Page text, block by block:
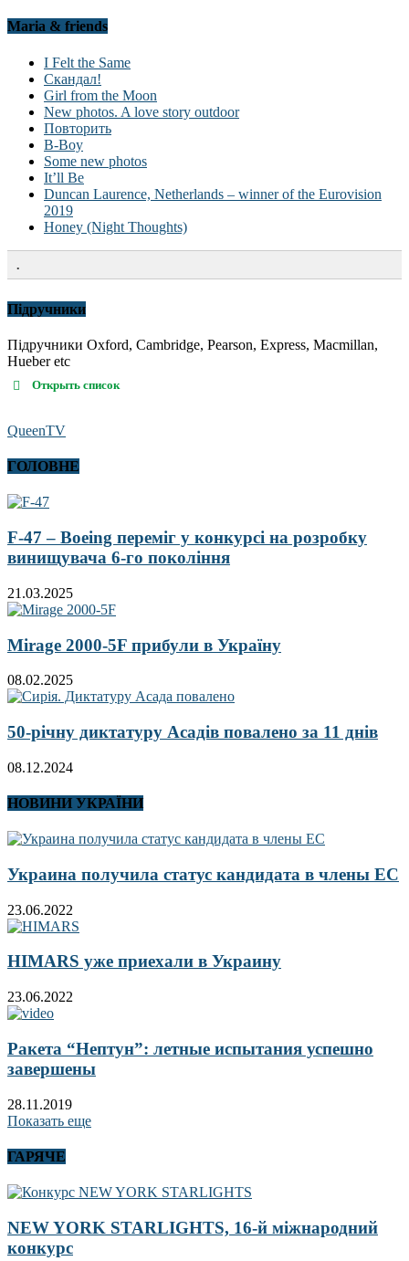
Maria & friends
I Felt the Same
Скандал!
Girl from the Moon
New photos. A love story outdoor
Повторить
B-Boy
Some new photos
It’ll Be
Duncan Laurence, Netherlands – winner of the Eurovision
2019
Honey (Night Thoughts)
.
Підручники
Підручники Oxford, Cambridge, Pearson, Express, Macmillan,
Hueber etc
Открыть список
QueenTV
ГОЛОВНЕ
F-47 – Boeing переміг у конкурсі на розробку
винищувача 6-го покоління
21.03.2025
Mirage 2000-5F прибули в Україну
08.02.2025
50-річну диктатуру Асадів повалено за 11 днів
08.12.2024
НОВИНИ УКРАЇНИ
Украина получила статус кандидата в члены ЕС
23.06.2022
HIMARS уже приехали в Украину
23.06.2022
Ракета “Нептун”: летные испытания успешно
завершены
28.11.2019
Показать еще
ГАРЯЧЕ
NEW YORK STARLIGHTS, 16-й міжнародний
конкурс